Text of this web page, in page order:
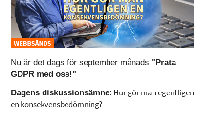
Nu är det dags för september månads "Prata
GDPR med oss!"
Dagens diskussionsämne: Hur gör man egentligen
en konsekvensbedömning?